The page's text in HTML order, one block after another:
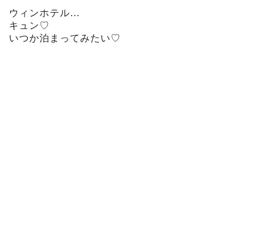
ウィンホテル…
キュン♡
いつか泊まってみたい♡